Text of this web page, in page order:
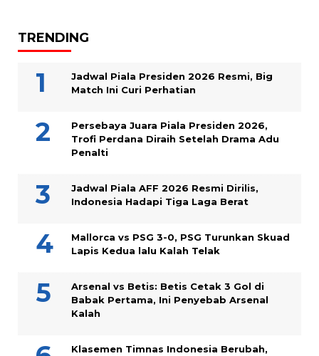
TRENDING
Jadwal Piala Presiden 2026 Resmi, Big
Match Ini Curi Perhatian
Persebaya Juara Piala Presiden 2026,
Trofi Perdana Diraih Setelah Drama Adu
Penalti
Jadwal Piala AFF 2026 Resmi Dirilis,
Indonesia Hadapi Tiga Laga Berat
Mallorca vs PSG 3-0, PSG Turunkan Skuad
Lapis Kedua lalu Kalah Telak
Arsenal vs Betis: Betis Cetak 3 Gol di
Babak Pertama, Ini Penyebab Arsenal
Kalah
Klasemen Timnas Indonesia Berubah,